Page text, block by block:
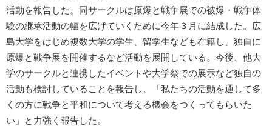
活動を報告した。同サークルは原爆と戦争展での被爆・戦争体
験の継承活動の幅を広げていくために今年３月に結成した。広
島大学をはじめ複数大学の学生、留学生なども在籍し、独自に
原爆と戦争展を開催するなど活動を展開している。今後、他大
学のサークルと連携したイベントや大学祭での展示など独自の
活動も検討していることを報告し、「私たちの活動を通して多
くの方に戦争と平和について考える機会をつくってもらいた
い」と力強く報告した。